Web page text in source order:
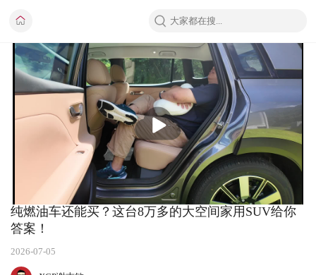
播
放
纯燃油车还能买？这台8万多的大空间家用SUV给你
答案！
2026-07-05